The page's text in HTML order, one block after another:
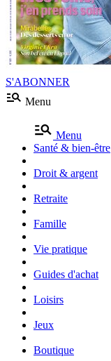
S'ABONNER
Menu
Menu
Santé & bien-être
Droit & argent
Retraite
Famille
Vie pratique
Guides d'achat
Loisirs
Jeux
Boutique